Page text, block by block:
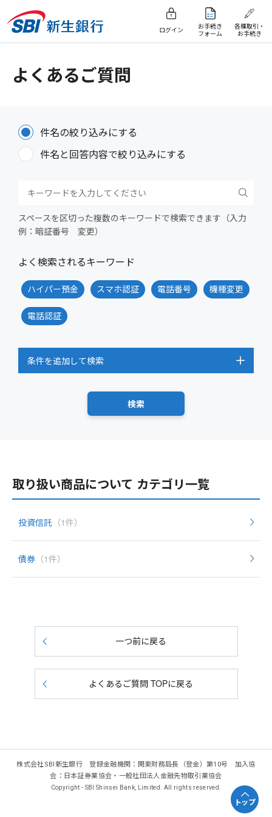
ログイン
お手続き
フォーム
各種取引・
お手続き
よくあるご質問
件名の絞り込みにする
件名と回答内容で絞り込みにする
スペースを区切った複数のキーワードで検索できます（入力
例：暗証番号 変更）
よく検索されるキーワード
ハイパー預金 スマホ認証 電話番号 機種変更
電話認証
条件を追加して検索
取り扱い商品について カテゴリ一覧
投資信託 （1件）
債券 （1件）
一つ前に戻る
よくあるご質問 TOPに戻る
株式会社SBI新生銀行 登録金融機関：関東財務局長（登金）第10号 加入協
会：日本証券業協会・一般社団法人金融先物取引業協会
Copyright - SBI Shinsei Bank, Limited. All rights reserved.
トップ